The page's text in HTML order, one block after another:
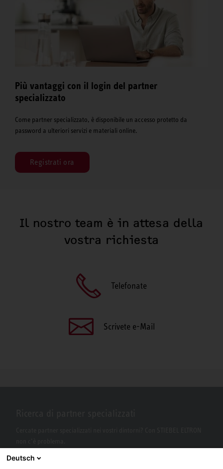
Più vantaggi con il login del partner
specializzato
Come partner specializzato, è disponibile un accesso protetto da
password a ulteriori servizi e materiali online.
Registrati ora
Il nostro team è in attesa della
vostra richiesta
Telefonate
Scrivete e-Mail
Deutsch